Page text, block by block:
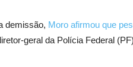
demissão, Moro afirmou que
geral da Polícia Federal